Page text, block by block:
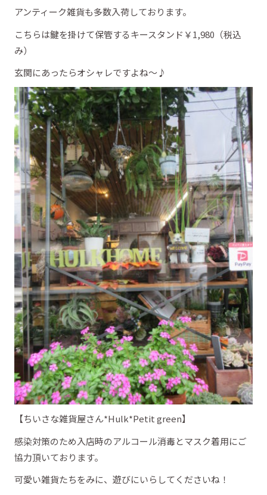
アンティーク雑貨も多数入荷しております。
こちらは鍵を掛けて保管するキースタンド￥1,980（税込
み）
玄関にあったらオシャレですよね～♪
【ちいさな雑貨屋さん*Hulk*Petit green】
感染対策のため入店時のアルコール消毒とマスク着用にご
協力頂いております。
可愛い雑貨たちをみに、遊びにいらしてくださいね！